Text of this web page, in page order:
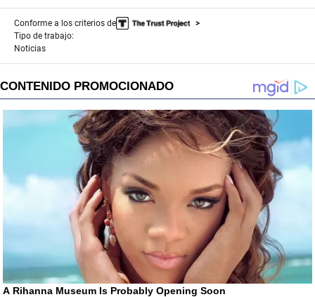
Conforme a los criterios de
Tipo de trabajo:
Noticias